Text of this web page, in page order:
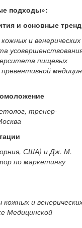
подходы»:
и основные
и венерических
пищевых
тренер-
США) и Дж. М.
по маркетингу
и
Медицинской